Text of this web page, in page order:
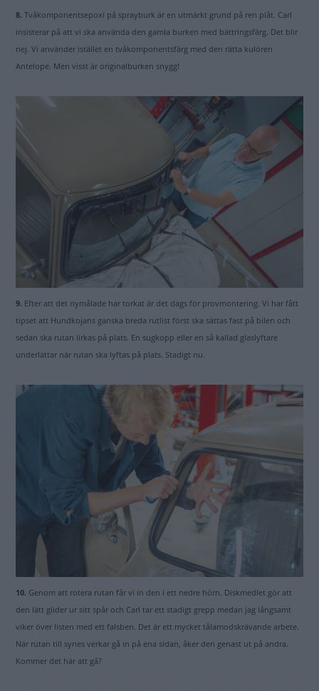
8. Tvåkomponentsepoxi på sprayburk är en utmärkt grund på ren plåt. Carl
insisterar på att vi ska använda den gamla burken med bättringsfärg. Det blir
nej. Vi använder istället en tvåkomponentsfärg med den rätta kulören
Antelope. Men visst är originalburken snygg!
9. Efter att det nymålade har torkat är det dags för provmontering. Vi har fått
tipset att Hundkojans ganska breda rutlist först ska sättas fast på bilen och
sedan ska rutan lirkas på plats. En sugkopp eller en så kallad glaslyftare
underlättar när rutan ska lyftas på plats. Stadigt nu.
10. Genom att rotera rutan får vi in den i ett nedre hörn. Diskmedlet gör att
den lätt glider ur sitt spår och Carl tar ett stadigt grepp medan jag långsamt
viker över listen med ett falsben. Det är ett mycket tålamodskrävande arbete.
När rutan till synes verkar gå in på ena sidan, åker den genast ut på andra.
Kommer det här att gå?